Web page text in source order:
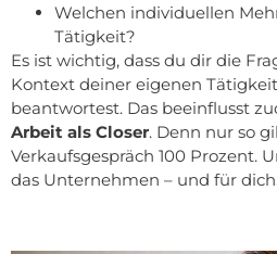
Welchen individuellen
Tätigkeit?
Es ist wichtig, dass du dir die
Kontext deiner eigenen
beantwortest. Das beeinflusst
Arbeit als Closer. Denn nur so
Verkaufsgespräch 100 Prozent.
das Unternehmen – und für dich.